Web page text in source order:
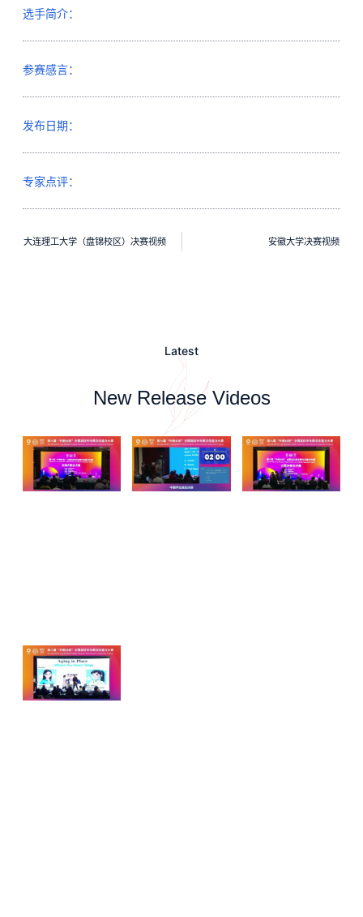
选手简介：
参赛感言：
发布日期：
专家点评：
大连理工大学（盘锦校区）决赛视频 安徽大学决赛视频
Latest
New Release Videos